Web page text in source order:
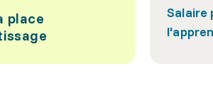
place
Salaire